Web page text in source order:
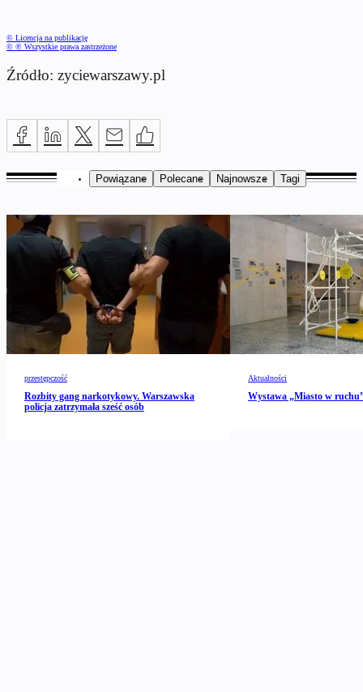
© Licencja na publikację
© ℗ Wszystkie prawa zastrzeżone
Źródło: zyciewarszawy.pl
Powiązane Polecane Najnowsze Tagi
przestępczość
Rozbity gang narkotykowy. Warszawska
policja zatrzymała sześć osób
Aktualności
Wystawa „Miasto w